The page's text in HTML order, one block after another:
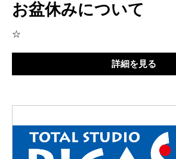
お盆休みについて
☆
詳細を見る